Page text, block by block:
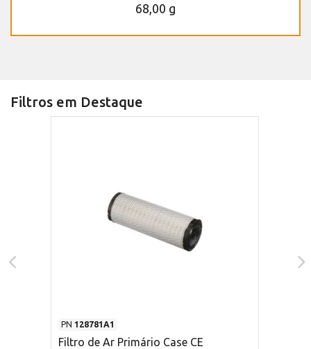
68,00 g
Filtros em Destaque
PN 128781A1
Filtro de Ar Primário Case CE